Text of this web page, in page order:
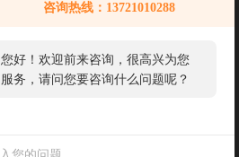
咨询热线：13721010288
您好！欢迎前来咨询，很高兴为您
服务，请问您要咨询什么问题呢？
了需求产品，您可以直接在线与我